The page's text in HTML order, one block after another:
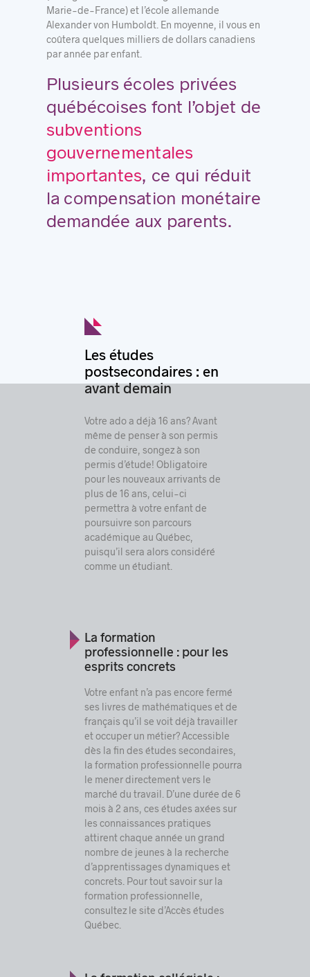
Marie-de-France) et l’école allemande
Alexander von Humboldt. En moyenne, il vous en
coûtera quelques milliers de dollars canadiens
par année par enfant.
Plusieurs écoles privées
québécoises font l’objet de
subventions
gouvernementales
importantes, ce qui réduit
la compensation monétaire
demandée aux parents.
Les études
postsecondaires : en
avant demain
Votre ado a déjà 16 ans? Avant
même de penser à son permis
de conduire, songez à son
permis d’étude! Obligatoire
pour les nouveaux arrivants de
plus de 16 ans, celui-ci
permettra à votre enfant de
poursuivre son parcours
académique au Québec,
puisqu’il sera alors considéré
comme un étudiant.
La formation
professionnelle : pour les
esprits concrets
Votre enfant n’a pas encore fermé
ses livres de mathématiques et de
français qu’il se voit déjà travailler
et occuper un métier? Accessible
dès la fin des études secondaires,
la formation professionnelle pourra
le mener directement vers le
marché du travail. D’une durée de 6
mois à 2 ans, ces études axées sur
les connaissances pratiques
attirent chaque année un grand
nombre de jeunes à la recherche
d’apprentissages dynamiques et
concrets. Pour tout savoir sur la
formation professionnelle,
consultez le site d’Accès études
Québec